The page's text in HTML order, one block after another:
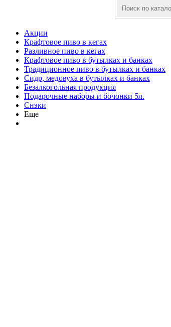
Акции
Крафтовое пиво в кегах
Разливное пиво в кегах
Крафтовое пиво в бутылках и банках
Традиционное пиво в бутылках и банках
Сидр, медовуха в бутылках и банках
Безалкогольная продукция
Подарочные наборы и бочонки 5л.
Снэки
Еще